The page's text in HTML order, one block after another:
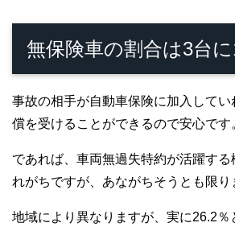
無保険車の割合は3台に
事故の相手が自動車保険に加入して
償を受けることができるので安心です
であれば、車両無過失特約が活躍す
れがちですが、あながちそうとも限り
地域により異なりますが、実に26.2